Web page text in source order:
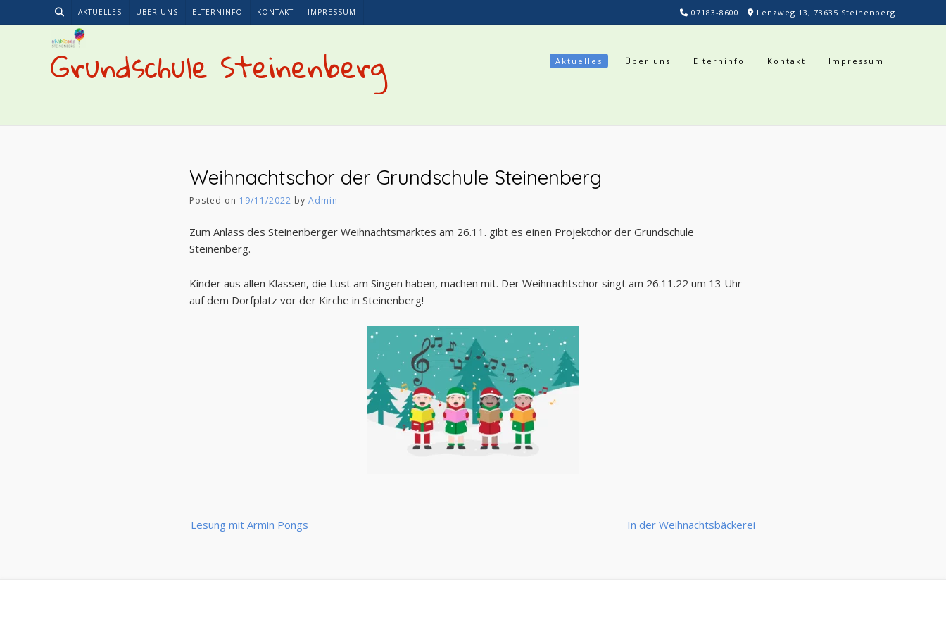
to
07183-8600 Lenzweg 13, 73635 Steinenberg
AKTUELLES ÜBER UNS ELTERNINFO KONTAKT IMPRESSUM
Grundschule Steinenberg Aktuelles Über uns Elterninfo Kontakt Impressum
Weihnachtschor der Grundschule Steinenberg
Posted on 19/11/2022 by Admin
Zum Anlass des Steinenberger Weihnachtsmarktes am 26.11. gibt es einen Projektchor der Grundschule
Steinenberg.
Kinder aus allen Klassen, die Lust am Singen haben, machen mit. Der Weihnachtschor singt am 26.11.22 um 13 Uhr
auf dem Dorfplatz vor der Kirche in Steinenberg!
Beitrags-
Navigation
Lesung mit Armin Pongs In der Weihnachtsbäckerei